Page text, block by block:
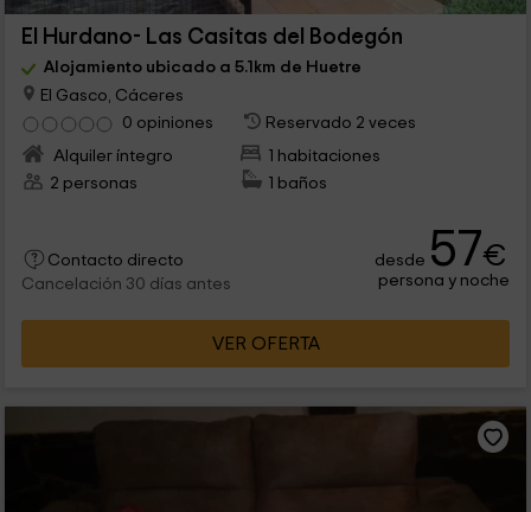
El Hurdano- Las Casitas del Bodegón
Alojamiento ubicado a 5.1km de Huetre
El Gasco, Cáceres
0 opiniones
Reservado 2 veces
Alquiler íntegro
1 habitaciones
2 personas
1 baños
Contacto directo
Cancelación 30 días antes
desde 57€
persona y noche
VER OFERTA